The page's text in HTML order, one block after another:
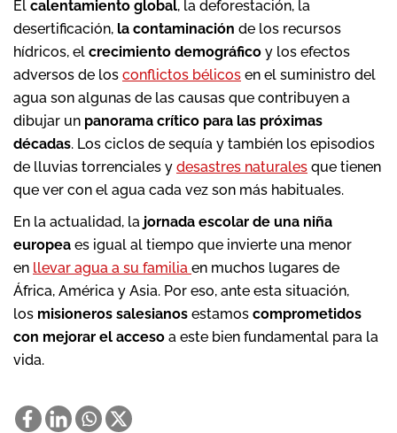
El calentamiento global, la deforestación, la
desertificación, la contaminación de los recursos
hídricos, el crecimiento demográfico y los efectos
adversos de los conflictos bélicos en el suministro del
agua son algunas de las causas que contribuyen a
dibujar un panorama crítico para las próximas
décadas. Los ciclos de sequía y también los episodios
de lluvias torrenciales y desastres naturales que tienen
que ver con el agua cada vez son más habituales.
En la actualidad, la jornada escolar de una niña
europea es igual al tiempo que invierte una menor
en llevar agua a su familia en muchos lugares de
África, América y Asia. Por eso, ante esta situación,
los misioneros salesianos estamos comprometidos
con mejorar el acceso a este bien fundamental para la
vida.